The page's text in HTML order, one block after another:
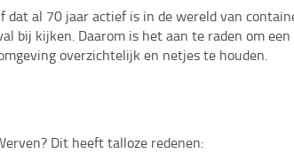
dat al 70 jaar actief is in de wereld van
bij kijken. Daarom is het aan te raden om een
overzichtelijk en netjes te houden.
Dit heeft talloze redenen: